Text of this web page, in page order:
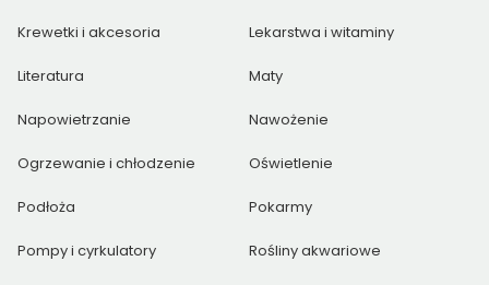
Krewetki i akcesoria Lekarstwa i witaminy
Literatura Maty
Napowietrzanie Nawożenie
Ogrzewanie i chłodzenie Oświetlenie
Podłoża Pokarmy
Pompy i cyrkulatory Rośliny akwariowe